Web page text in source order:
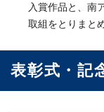
入賞作品と、南
取組をとりまと
表彰式・記